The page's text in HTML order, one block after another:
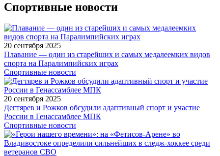
Спортивные новости
20 сентября 2025
Плавание — один из старейших и самых медалеемких видов
спорта на Паралимпийских играх
Спортивные новости
20 сентября 2025
Дегтярев и Рожков обсудили адаптивный спорт и участие
России в Генассамблее МПК
Спортивные новости